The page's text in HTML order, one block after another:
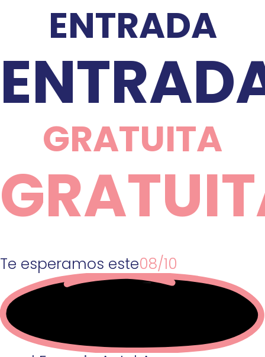
ENTRADA
GRATUITA
Te esperamos este08/10